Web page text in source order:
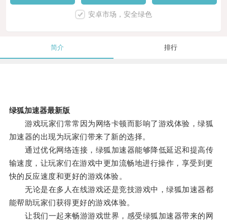
安卓市场，安全绿色
简介 排行
绿狐加速器最新版
游戏玩家们常常因为网络卡顿而影响了游戏体验，绿狐
加速器的出现为玩家们带来了新的选择。
通过优化网络连接，绿狐加速器能够降低延迟和提高传
输速度，让玩家们在游戏中更加流畅地进行操作，享受到更
快的反应速度和更好的游戏体验。
无论是在多人在线游戏还是竞技游戏中，绿狐加速器都
能帮助玩家们获得更好的游戏体验。
让我们一起来畅游游戏世界，感受绿狐加速器带来的网